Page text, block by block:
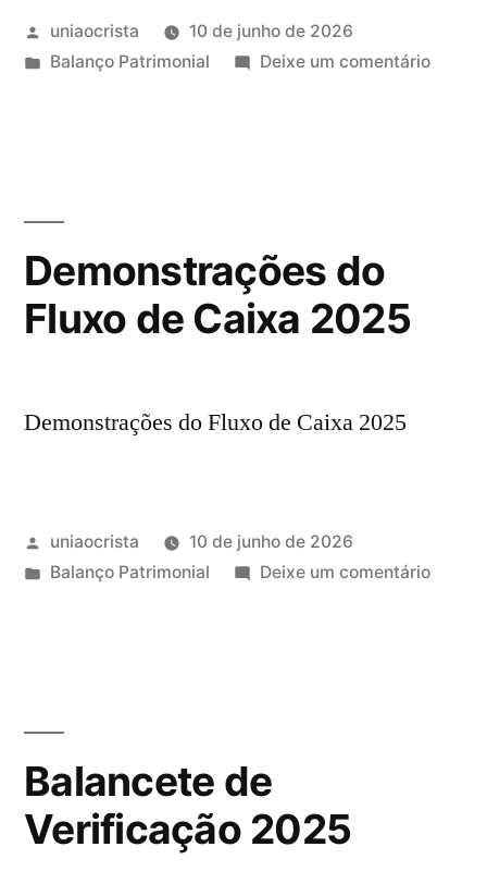
uniaocrista
10 de junho de 2026
Balanço Patrimonial
Deixe um comentário
Demonstrações do
Fluxo de Caixa 2025
Demonstrações do Fluxo de Caixa 2025
uniaocrista
10 de junho de 2026
Balanço Patrimonial
Deixe um comentário
Balancete de
Verificação 2025